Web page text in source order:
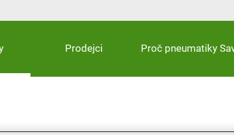
Prodejci Proč pneumatiky